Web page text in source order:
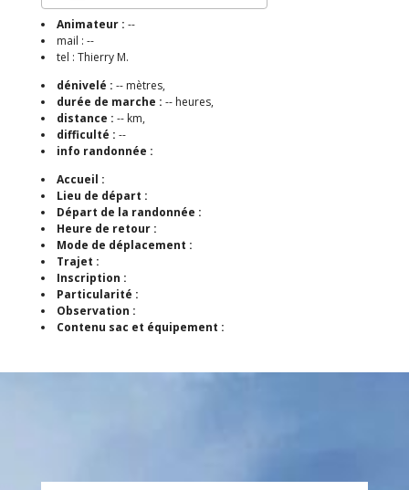
Télécharger ICS
Animateur : --
mail : --
tel : Thierry M.
dénivelé : -- mètres,
durée de marche : -- heures,
distance : -- km,
difficulté : --
info randonnée :
Accueil :
Lieu de départ :
Départ de la randonnée :
Heure de retour :
Mode de déplacement :
Trajet :
Inscription :
Particularité :
Observation :
Contenu sac et équipement :